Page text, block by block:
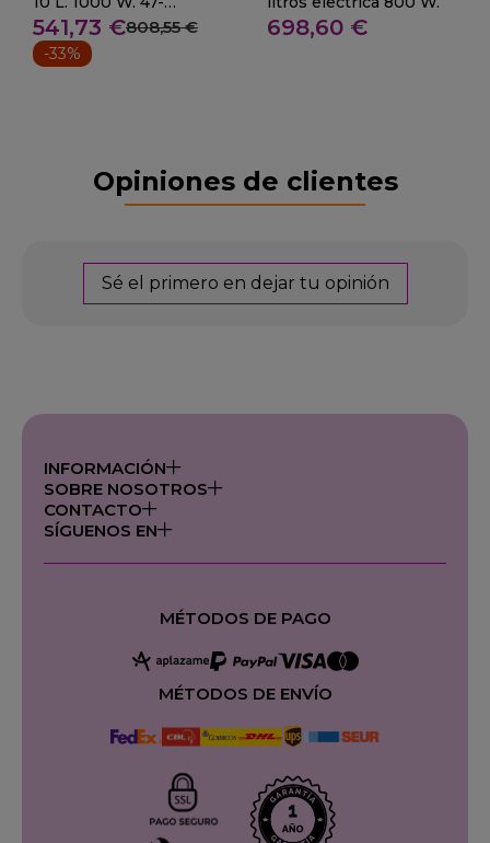
HCM10L
541,73 €808,55 €
-33%
698,60 €
Opiniones de clientes
Sé el primero en dejar tu opinión
INFORMACIÓN
SOBRE NOSOTROS
CONTACTO
SÍGUENOS EN
MÉTODOS DE PAGO
MÉTODOS DE ENVÍO